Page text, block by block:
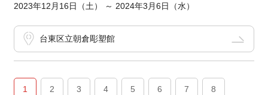
2023年12月16日（土） ～ 2024年3月6日（水）
台東区立朝倉彫塑館
1 2 3 4 5 6 7 8